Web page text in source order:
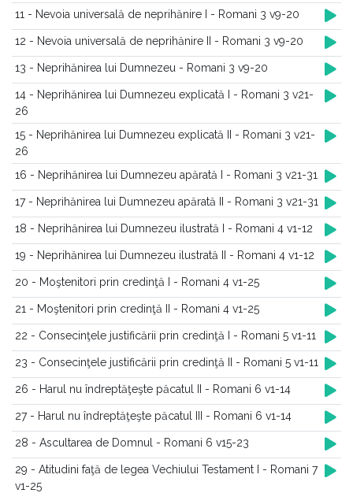
11 - Nevoia universală de neprihănire I - Romani 3 v9-20
12 - Nevoia universală de neprihănire II - Romani 3 v9-20
13 - Neprihănirea lui Dumnezeu - Romani 3 v9-20
14 - Neprihănirea lui Dumnezeu explicată I - Romani 3 v21-
26
15 - Neprihănirea lui Dumnezeu explicată II - Romani 3 v21-
26
16 - Neprihănirea lui Dumnezeu apărată I - Romani 3 v21-31
17 - Neprihănirea lui Dumnezeu apărată II - Romani 3 v21-31
18 - Neprihănirea lui Dumnezeu ilustrată I - Romani 4 v1-12
19 - Neprihănirea lui Dumnezeu ilustrată II - Romani 4 v1-12
20 - Moştenitori prin credinţă I - Romani 4 v1-25
21 - Moştenitori prin credinţă II - Romani 4 v1-25
22 - Consecinţele justificării prin credinţă I - Romani 5 v1-11
23 - Consecinţele justificării prin credinţă II - Romani 5 v1-11
26 - Harul nu îndreptăţeşte păcatul II - Romani 6 v1-14
27 - Harul nu îndreptăţeşte păcatul III - Romani 6 v1-14
28 - Ascultarea de Domnul - Romani 6 v15-23
29 - Atitudini faţă de legea Vechiului Testament I - Romani 7
v1-25